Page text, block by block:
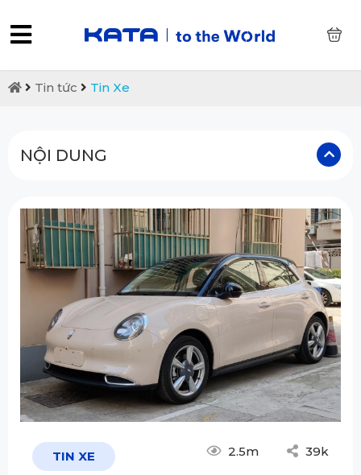
Tin tức Tin Xe
NỘI DUNG
TIN XE 2.5m 39k